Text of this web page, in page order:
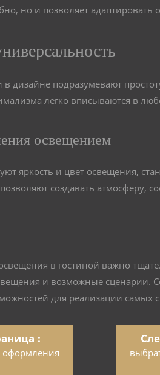
но и позволяет
дизайне подразумевают
легко вписываются в
освещением
яркость и цвет освещения,
создавать атмосферу,
в гостиной важно
и возможные сценарии.
для реализации самых
оформления